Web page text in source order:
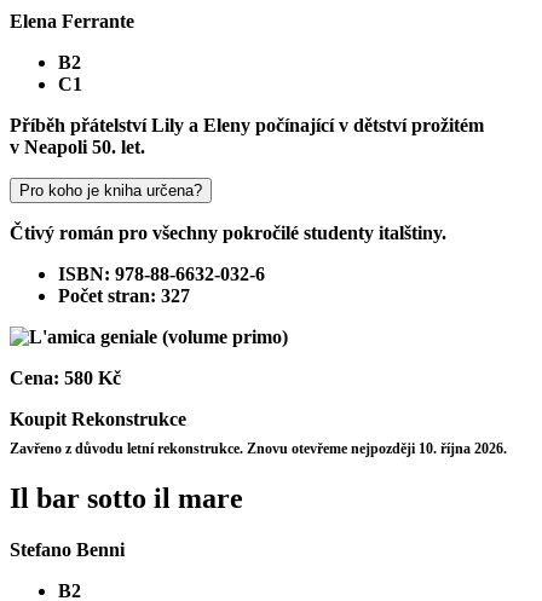
Elena Ferrante
B2
C1
Příběh přátelství Lily a Eleny počínající v dětství prožitém
v Neapoli 50. let.
Pro koho je kniha určena?
Čtivý román pro všechny pokročilé studenty italštiny.
ISBN: 978-88-6632-032-6
Počet stran: 327
Cena: 580 Kč
Koupit Rekonstrukce
Zavřeno z důvodu letní rekonstrukce. Znovu otevřeme nejpozději 10. října 2026.
Il bar sotto il mare
Stefano Benni
B2